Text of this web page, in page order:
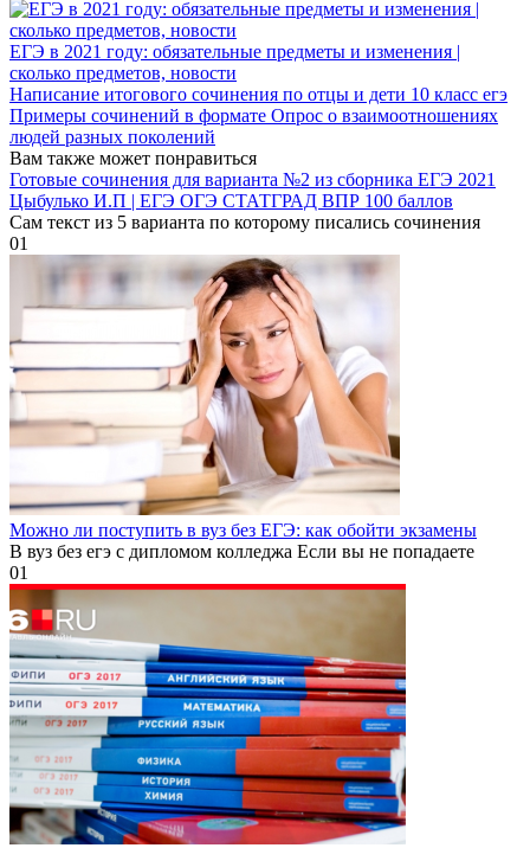
ЕГЭ в 2021 году: обязательные предметы и изменения |
сколько предметов, новости
Написание итогового сочинения по отцы и дети 10 класс егэ
Примеры сочинений в формате Опрос о взаимоотношениях
людей разных поколений
Вам также может понравиться
Готовые сочинения для варианта №2 из сборника ЕГЭ 2021
Цыбулько И.П | ЕГЭ ОГЭ СТАТГРАД ВПР 100 баллов
Сам текст из 5 варианта по которому писались сочинения
01
Можно ли поступить в вуз без ЕГЭ: как обойти экзамены
В вуз без егэ с дипломом колледжа Если вы не попадаете
01